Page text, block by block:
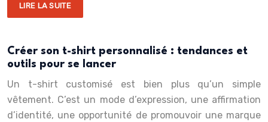
LIRE LA SUITE
Créer son t-shirt personnalisé : tendances et
outils pour se lancer
Un t-shirt customisé est bien plus qu’un simple
vêtement. C’est un mode d’expression, une affirmation
d’identité, une opportunité de promouvoir une marque